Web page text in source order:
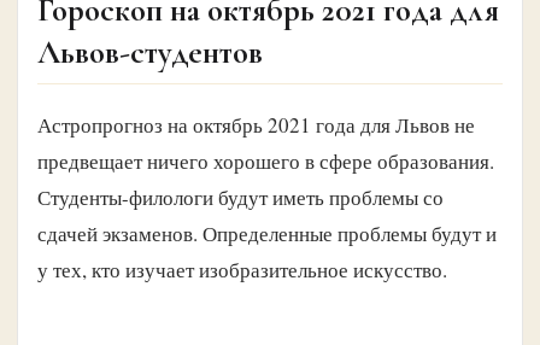
Гороскоп на октябрь 2021 года для
Львов-студентов
Астропрогноз на октябрь 2021 года для Львов не
предвещает ничего хорошего в сфере образования.
Студенты-филологи будут иметь проблемы со
сдачей экзаменов. Определенные проблемы будут и
у тех, кто изучает изобразительное искусство.